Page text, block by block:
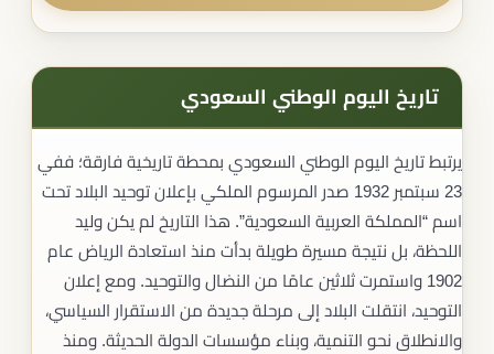
تاريخ اليوم الوطني السعودي​
يرتبط تاريخ اليوم الوطني السعودي بمحطة تاريخية فارقة؛ ففي
23 سبتمبر 1932 صدر المرسوم الملكي بإعلان توحيد البلاد تحت
اسم “المملكة العربية السعودية”. هذا التاريخ لم يكن وليد
اللحظة، بل نتيجة مسيرة طويلة بدأت منذ استعادة الرياض عام
1902 واستمرت ثلاثين عامًا من النضال والتوحيد. ومع إعلان
التوحيد، انتقلت البلاد إلى مرحلة جديدة من الاستقرار السياسي،
والانطلاق نحو التنمية، وبناء مؤسسات الدولة الحديثة. ومنذ